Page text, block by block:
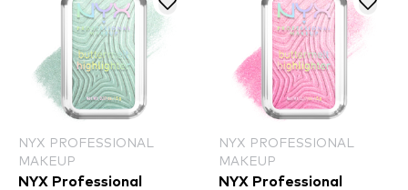
NYX PROFESSIONAL
MAKEUP
NYX Professional
NYX PROFESSIONAL
MAKEUP
NYX Professional